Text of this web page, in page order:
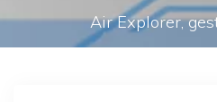
Air Explorer,